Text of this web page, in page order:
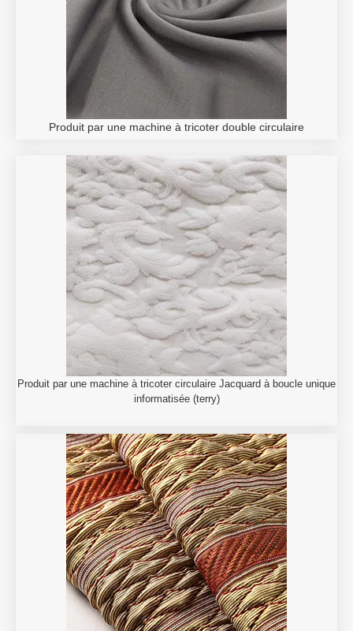
Produit par une machine à tricoter double circulaire
Produit par une machine à tricoter circulaire Jacquard à boucle unique
informatisée (terry)